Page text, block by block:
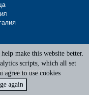
Policy
поддержки
make this website better.
scripts, which all set
agree to use cookies
again